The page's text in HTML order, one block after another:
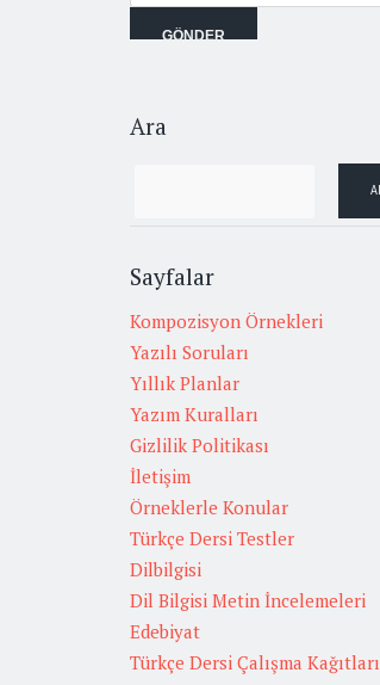
Ara
Sayfalar
Kompozisyon Örnekleri
Yazılı Soruları
Yıllık Planlar
Yazım Kuralları
Gizlilik Politikası
İletişim
Örneklerle Konular
Türkçe Dersi Testler
Dilbilgisi
Dil Bilgisi Metin İncelemeleri
Edebiyat
Türkçe Dersi Çalışma Kağıtları